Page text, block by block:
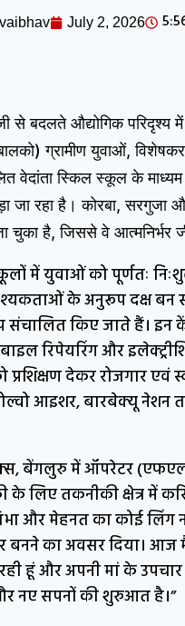
July 2, 2026
से बदलते औद्योगिक परिदृश्य
ग्रामीण युवाओं,
वेदांता स्किल स्कूल के
जा रहा है। कोरबा,
चुका है, जिससे वे
में युवाओं को पूर्णतः
के अनुरूप दक्ष बन
संचालित किए जाते हैं। इन
रिपेयरिंग और
देकर रोजगार एवं
आइशर, बारबेक्यू नेशन
बेंगलुरु में ऑपरेटर
लिए तकनीकी क्षेत्र में
और मेहनत का कोई लिंग
बनने का अवसर दिया। आज मैं
रही हूं और अपनी मां के
नए सपनों की शुरुआत है।”